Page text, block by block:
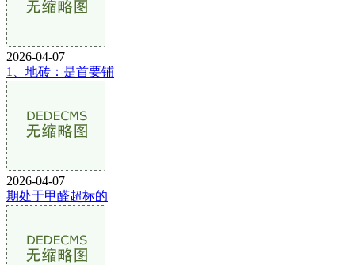
2026-04-07
1、地砖：是首要铺
2026-04-07
期处于甲醛超标的